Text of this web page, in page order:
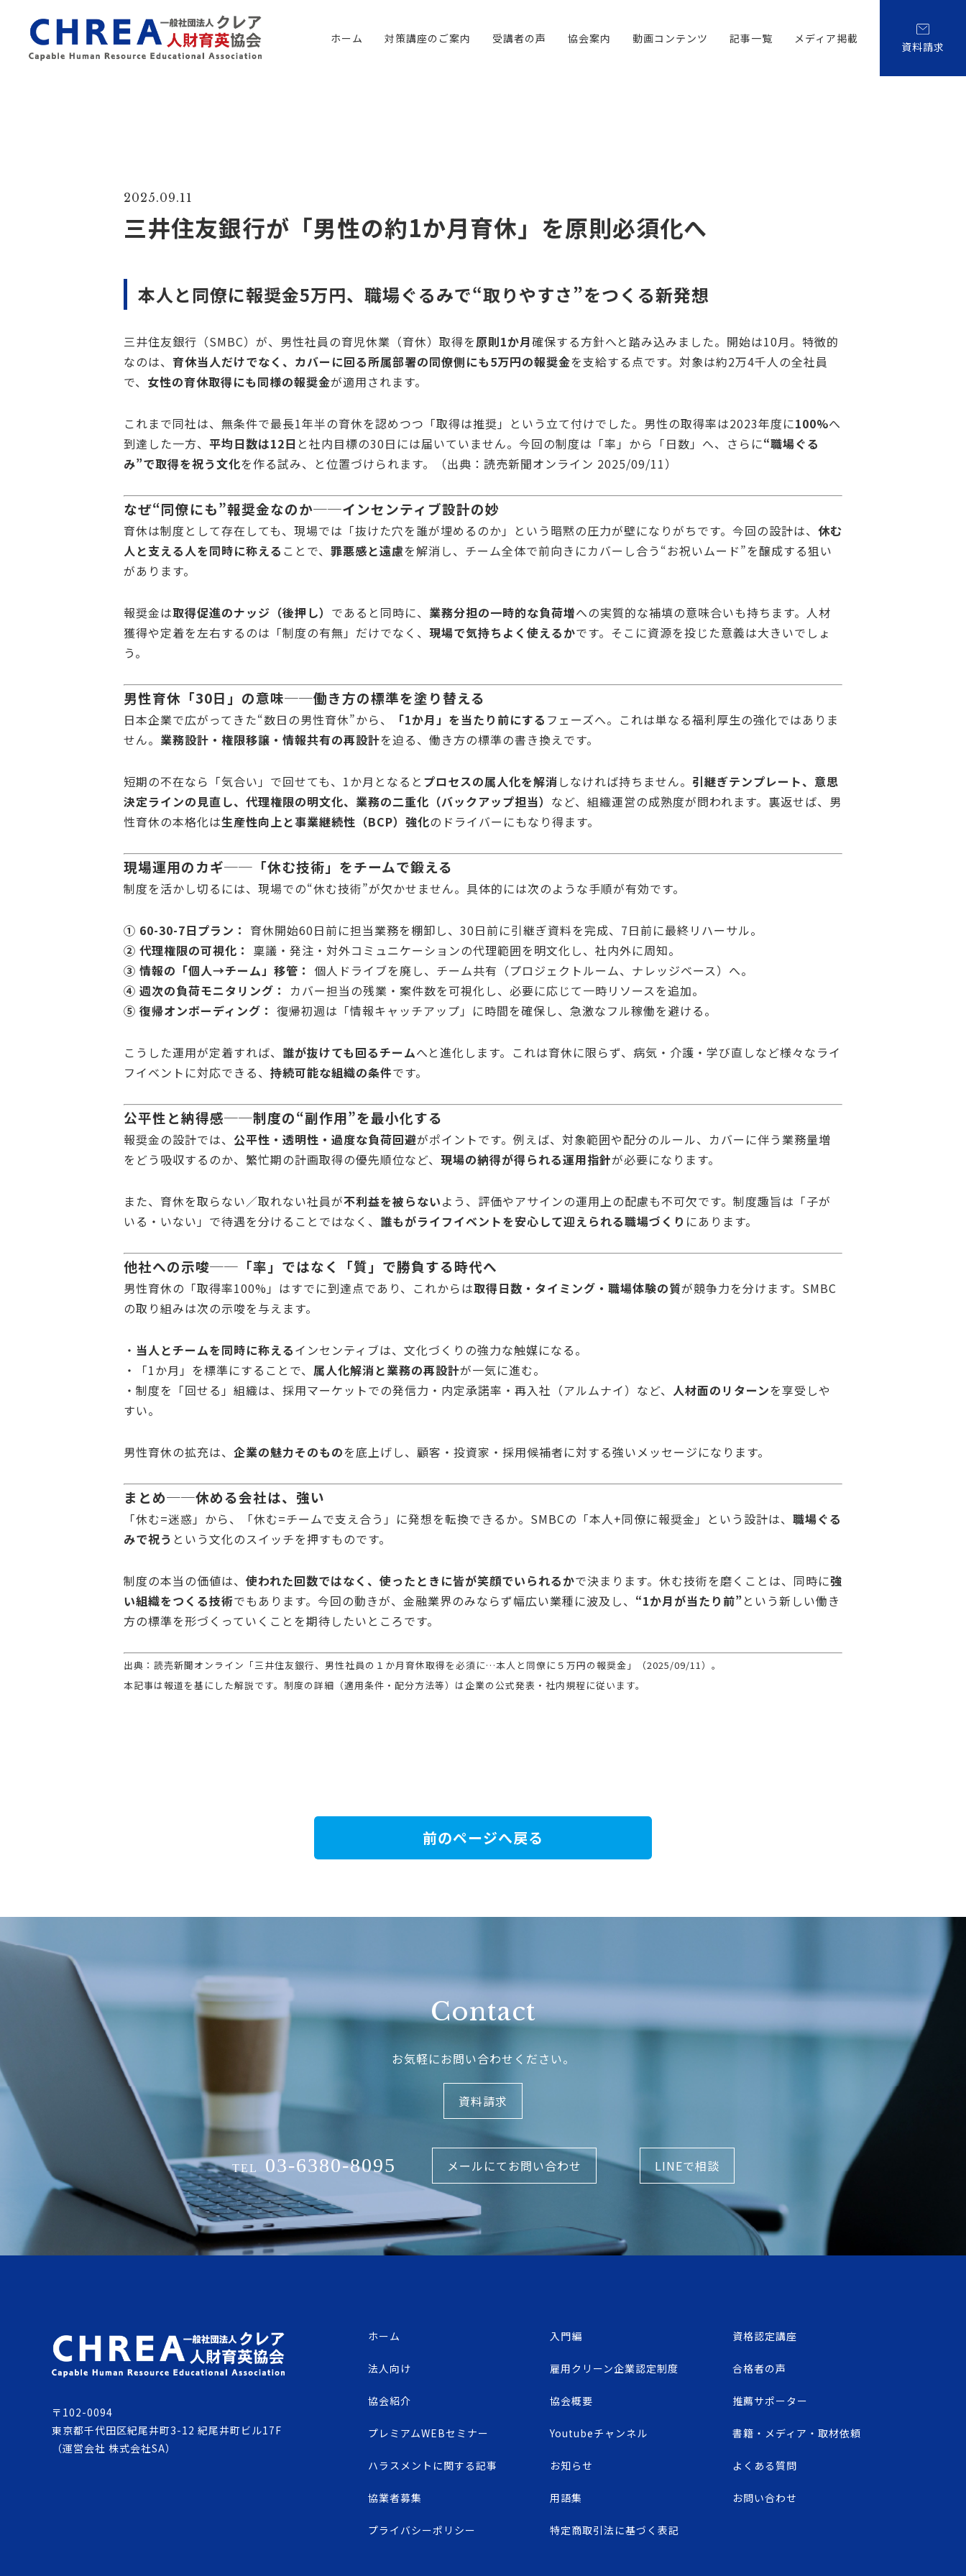
ホーム 対策講座のご案内 受講者の声 協会案内 動画コンテンツ 記事一覧 メディア掲載
資料請求
2025.09.11
三井住友銀行が「男性の約1か月育休」を原則必須化へ
本人と同僚に報奨金5万円、職場ぐるみで“取りやすさ”をつくる新発想
三井住友銀行（SMBC）が、男性社員の育児休業（育休）取得を原則1か月確保する方針へと踏み込みました。開始は10月。特徴的
なのは、 育休当人だけでなく、カバーに回る所属部署の同僚側にも5万円の報奨金を支給する点です。対象は約2万4千人の全社員
で、 女性の育休取得にも同様の報奨金が適用されます。
これまで同社は、無条件で最長1年半の育休を認めつつ「取得は推奨」という立て付けでした。男性の取得率は2023年度に100%へ
到達した一方、 平均日数は12日 と社内目標の30日には届いていません。今回の制度は「率」から「日数」へ、さらに“職場ぐる
み”で取得を祝う文化を作る試み、と位置づけられます。（出典： 読売新聞オンライン 2025/09/11）
なぜ“同僚にも”報奨金なのか──インセンティブ設計の妙
育休は制度として存在しても、現場では「抜けた穴を誰が埋めるのか」という暗黙の圧力が壁になりがちです。今回の設計は、 休む
人と支える人を同時に称える ことで、 罪悪感と遠慮を解消し、チーム全体で前向きにカバーし合う“お祝いムード”を醸成する狙い
があります。
報奨金は取得促進のナッジ（後押し） であると同時に、 業務分担の一時的な負荷増への実質的な補填の意味合いも持ちます。人材
獲得や定着を左右するのは「制度の有無」だけでなく、 現場で気持ちよく使えるかです。そこに資源を投じた意義は大きいでしょ
う。
男性育休「30日」の意味──働き方の標準を塗り替える
日本企業で広がってきた“数日の男性育休”から、 「1か月」を当たり前にする フェーズへ。これは単なる福利厚生の強化ではありま
せん。 業務設計・権限移譲・情報共有の再設計を迫る、働き方の標準の書き換えです。
短期の不在なら「気合い」で回せても、1か月となると プロセスの属人化を解消しなければ持ちません。 引継ぎテンプレート、意思
決定ラインの見直し、代理権限の明文化、業務の二重化（バックアップ担当） など、組織運営の成熟度が問われます。裏返せば、男
性育休の本格化は生産性向上と事業継続性（BCP）強化のドライバーにもなり得ます。
現場運用のカギ──「休む技術」をチームで鍛える
制度を活かし切るには、現場での“休む技術”が欠かせません。具体的には次のような手順が有効です。
① 60-30-7日プラン： 育休開始60日前に担当業務を棚卸し、30日前に引継ぎ資料を完成、7日前に最終リハーサル。
② 代理権限の可視化： 稟議・発注・対外コミュニケーションの代理範囲を明文化し、社内外に周知。
③ 情報の「個人→チーム」移管： 個人ドライブを廃し、チーム共有（プロジェクトルーム、ナレッジベース）へ。
④ 週次の負荷モニタリング：
カバー担当の残業・案件数を可視化し、必要に応じて一時リソースを追加。
⑤ 復帰オンボーディング： 復帰初週は「情報キャッチアップ」に時間を確保し、急激なフル稼働を避ける。
こうした運用が定着すれば、 誰が抜けても回るチームへと進化します。これは育休に限らず、病気・介護・学び直しなど様々なライ
フイベントに対応できる、 持続可能な組織の条件です。
公平性と納得感──制度の“副作用”を最小化する
報奨金の設計では、 公平性・透明性・過度な負荷回避がポイントです。例えば、対象範囲や配分のルール、カバーに伴う業務量増
をどう吸収するのか、繁忙期の計画取得の優先順位など、 現場の納得が得られる運用指針が必要になります。
また、育休を取らない／取れない社員が不利益を被らないよう、評価やアサインの運用上の配慮も不可欠です。制度趣旨は「子が
いる・いない」で待遇を分けることではなく、 誰もがライフイベントを安心して迎えられる職場づくり にあります。
他社への示唆──「率」ではなく「質」で勝負する時代へ
男性育休の「取得率100%」はすでに到達点であり、これからは取得日数・タイミング・職場体験の質が競争力を分けます。SMBC
の取り組みは次の示唆を与えます。
・ 当人とチームを同時に称えるインセンティブは、文化づくりの強力な触媒になる。
・「1か月」を標準にすることで、 属人化解消と業務の再設計が一気に進む。
・制度を「回せる」組織は、採用マーケットでの発信力・内定承諾率・再入社（アルムナイ）など、 人材面のリターンを享受しや
すい。
男性育休の拡充は、 企業の魅力そのものを底上げし、顧客・投資家・採用候補者に対する強いメッセージになります。
まとめ──休める会社は、強い
「休む=迷惑」から、「休む=チームで支え合う」に発想を転換できるか。SMBCの「本人+同僚に報奨金」という設計は、 職場ぐる
みで祝う という文化のスイッチを押すものです。
制度の本当の価値は、 使われた回数ではなく、使ったときに皆が笑顔でいられるかで決まります。休む技術を磨くことは、同時に強
い組織をつくる技術でもあります。今回の動きが、金融業界のみならず幅広い業種に波及し、 “1か月が当たり前”という新しい働き
方の標準を形づくっていくことを期待したいところです。
出典： 読売新聞オンライン「三井住友銀行、男性社員の１か月育休取得を必須に…本人と同僚に５万円の報奨金」
（2025/09/11）。
本記事は報道を基にした解説です。制度の詳細（適用条件・配分方法等）は企業の公式発表・社内規程に従います。
前のページへ戻る
Contact
お気軽にお問い合わせください。
資料請求
TEL 03-6380-8095 メールにてお問い合わせ LINEで相談
〒102-0094
東京都千代田区紀尾井町3-12 紀尾井町ビル17F
（運営会社 株式会社SA）
ホーム 入門編 資格認定講座
法人向け 雇用クリーン企業認定制度 合格者の声
協会紹介 協会概要 推薦サポーター
プレミアムWEBセミナー Youtubeチャンネル 書籍・メディア・取材依頼
ハラスメントに関する記事 お知らせ よくある質問
協業者募集 用語集 お問い合わせ
プライバシーポリシー 特定商取引法に基づく表記